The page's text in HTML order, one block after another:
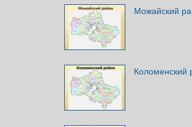
Можайский
Коломенский